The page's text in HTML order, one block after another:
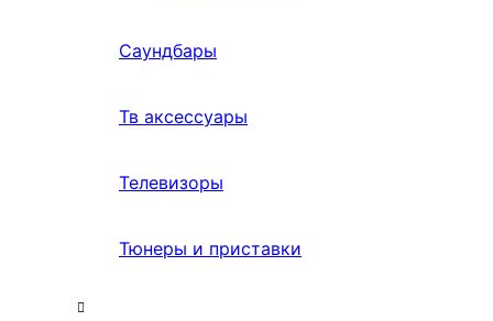
Саундбары
Тв аксессуары
Телевизоры
Тюнеры и приставки